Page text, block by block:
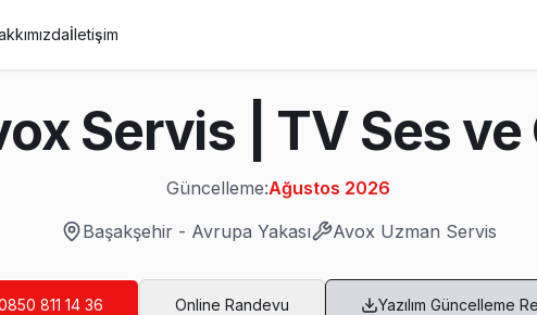
İletişim
Servis | TV Ses
Güncelleme:Ağustos 2026
Başakşehir- Avrupa Yakası Avox Uzman Servis
811 14 36 Online Randevu Yazılım Güncelleme